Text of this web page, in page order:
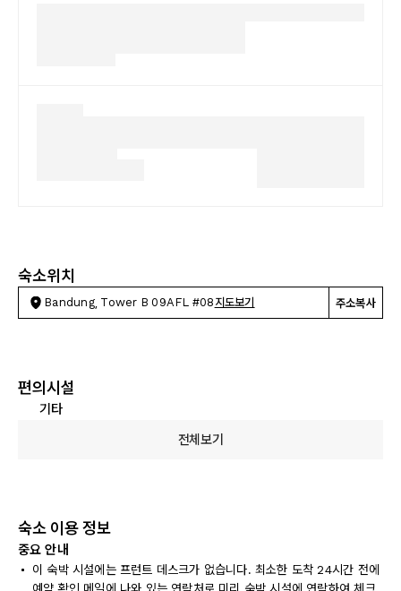
숙소위치
Bandung, Tower B 09AFL #08 지도보기 주소복사
편의시설
기타
전체보기
숙소 이용 정보
중요 안내
이 숙박 시설에는 프런트 데스크가 없습니다. 최소한 도착 24시간 전에